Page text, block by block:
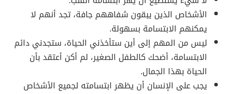
الأشخاص الذين يبقون شفاههم جافة، تجد أنهم لا
يمكنهم الابتسامة بسهولة.
ليس من المهم إلى أين ستأخذني الحياة، ستجدني دائم
الابتسامة، أضحك كالطفل الصغير، لم أكن أعتقد بأن
الحياة بهذا الجمال.
يجب على الإنسان أن يظهر ابتسامته لجميع الأشخاص